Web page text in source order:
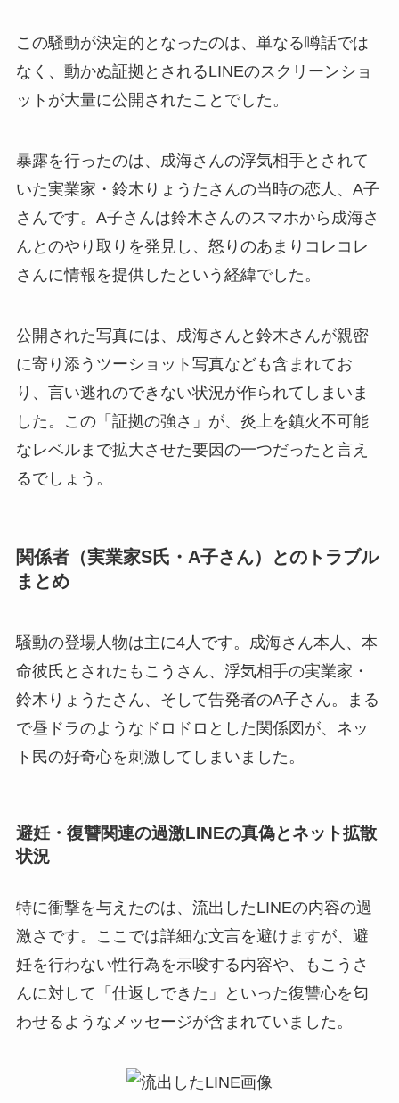
この騒動が決定的となったのは、単なる噂話では
なく、動かぬ証拠とされるLINEのスクリーンショ
ットが大量に公開されたことでした。
暴露を行ったのは、成海さんの浮気相手とされて
いた実業家・鈴木りょうたさんの当時の恋人、A子
さんです。A子さんは鈴木さんのスマホから成海さ
んとのやり取りを発見し、怒りのあまりコレコレ
さんに情報を提供したという経緯でした。
公開された写真には、成海さんと鈴木さんが親密
に寄り添うツーショット写真なども含まれてお
り、言い逃れのできない状況が作られてしまいま
した。この「証拠の強さ」が、炎上を鎮火不可能
なレベルまで拡大させた要因の一つだったと言え
るでしょう。
関係者（実業家S氏・A子さん）とのトラブル
まとめ
騒動の登場人物は主に4人です。成海さん本人、本
命彼氏とされたもこうさん、浮気相手の実業家・
鈴木りょうたさん、そして告発者のA子さん。まる
で昼ドラのようなドロドロとした関係図が、ネッ
ト民の好奇心を刺激してしまいました。
避妊・復讐関連の過激LINEの真偽とネット拡散
状況
特に衝撃を与えたのは、流出したLINEの内容の過
激さです。ここでは詳細な文言を避けますが、避
妊を行わない性行為を示唆する内容や、もこうさ
んに対して「仕返しできた」といった復讐心を匂
わせるようなメッセージが含まれていました。